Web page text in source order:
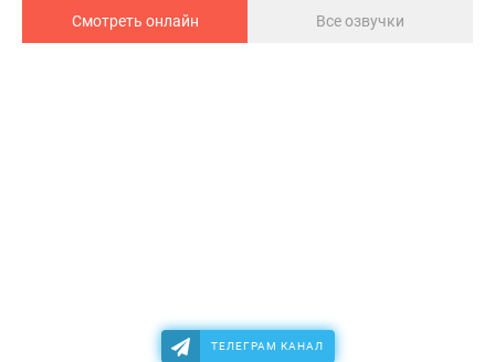
Смотреть онлайн Все озвучки
ТЕЛЕГРАМ КАНАЛ